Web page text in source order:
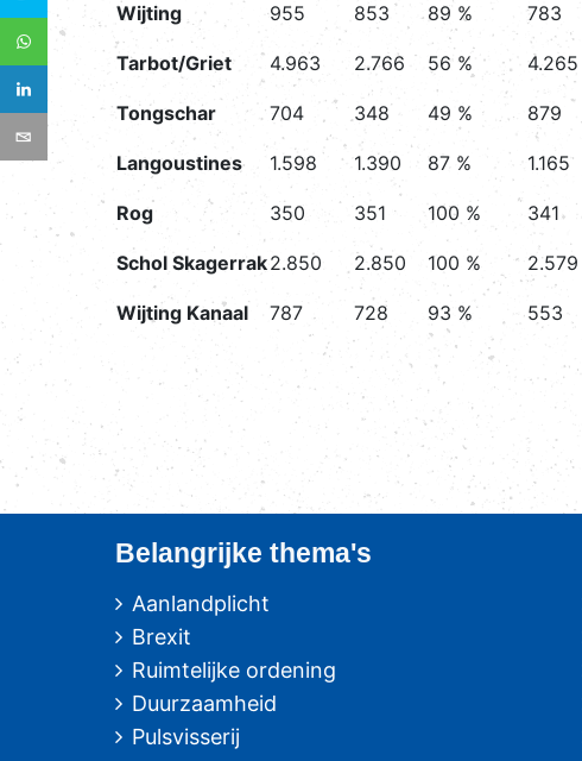
Wijting 955 853 89 % 783
Tarbot/Griet 4.963 2.766 56 % 4.265
Tongschar 704 348 49 % 879
Langoustines 1.598 1.390 87 % 1.165
Rog 350 351 100 % 341
Schol Skagerrak2.850 2.850 100 % 2.579
Wijting Kanaal 787 728 93 % 553
Belangrijke thema's
Aanlandplicht
Brexit
Ruimtelijke ordening
Duurzaamheid
Pulsvisserij